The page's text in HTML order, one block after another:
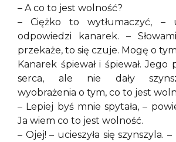
– A co to jest wolność?
– Ciężko to wytłumaczyć, –
odpowiedzi kanarek. –
przekaże, to się czuje. Mogę o
Kanarek śpiewał i śpiewał. Jego
serca, ale nie dały
wyobrażenia o tym, co to jest
– Lepiej byś mnie spytała, –
Ja wiem co to jest wolność.
– Ojej! – ucieszyła się szynszyla.